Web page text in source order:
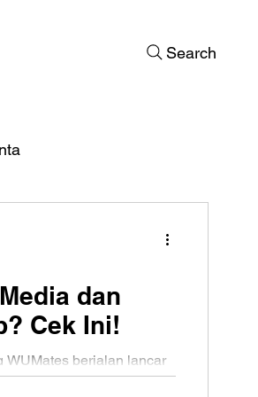
Search
dan
Cek Ini!
WUMates berjalan lancar
memilih distributor media